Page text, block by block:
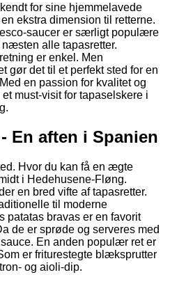
for sine hjemmelavede
ekstra dimension til retterne.
saucer er særligt populære
alle tapasretter.
er enkel. Men
gør det til et perfekt sted for en
en passion for kvalitet og
must-visit for tapaselskere i
En aften i Spanien
Hvor du kan få en ægte
i Hedehusene-Fløng.
en bred vifte af tapasretter.
til moderne
patatas bravas er en favorit
de er sprøde og serveres med
En anden populær ret er
er friturestegte blæksprutter
og aioli-dip.